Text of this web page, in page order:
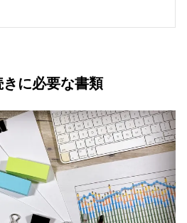
に必要な書類